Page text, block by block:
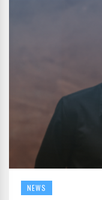
NEWS